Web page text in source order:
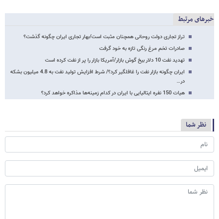
خبرهای مرتبط
تراز تجاری دولت روحانی همچنان مثبت است/بهار تجاری ایران چگونه گذشت؟
صادرات تخم مرغ رنگی تازه به خود گرفت
تهدید نفت 10 دلار بیخ گوش بازار/آمریکا بازار را پر از نفت کرده است
ایران چگونه بازار نفت را غافلگیر کرد؟/ شرط افزایش تولید نفت به 4.8 میلیون بشکه
در…
هیات 150 نفره ایتالیایی با ایران در کدام زمینه‌ها مذاکره خواهد کرد؟
نظر شما